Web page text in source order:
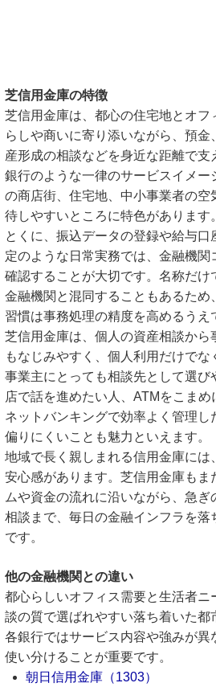
芝信用金庫の特徴
芝信用金庫は、都心の住宅地とオフ
らしや商いに寄り添いながら、預金
産形成の相談などを身近な距離で
銀行のような一律のサービスイメー
の商店街、住宅地、中小事業者の空
待しやすいところに特色があります。
とくに、振込データの登録や給与口
定のような日常実務では、金融機関
確認することが大切です。名称だけ
金融機関と混同することもあるため
習慣は事務処理の精度を高めるうえ
芝信用金庫は、個人の資産相談から
もなじみやすく、個人利用だけでな
事業主にとっても相談先として選び
店で話を進めたい人、ATMをこま
ネットバンキングで効率よく管理
偏りにくいことも魅力といえます。
地域で長く親しまれる信用金庫には
安心感があります。芝信用金庫もま
ムや資金の流れに沿いながら、急ぎ
相談まで、毎日の金融インフラを落
です。
他の金融機関との違い
都心らしいオフィス需要と生活者ニ
談の質で選ばれやすい落ち着いた都
各銀行ではサービス内容や強みが異
使い分けることが重要です。
朝日信用金庫（1303）